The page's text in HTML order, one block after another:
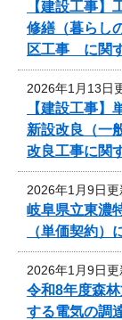
【建設工事
修繕（暮らし
区工事 に関
2026年1月13日
【建設工事
新設改良（一
改良工事に関
2026年1月9日更
岐阜県立東濃
（単価契約
2026年1月9日更
令和8年度森
する電気の調